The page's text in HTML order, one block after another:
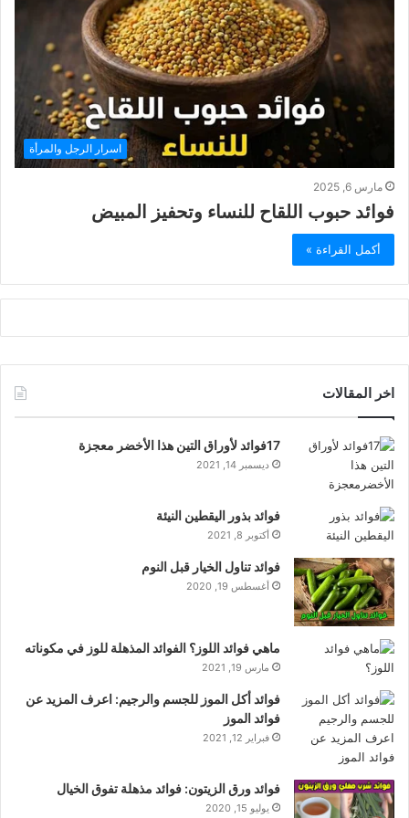
اسرار الرجل والمرأة
مارس 6, 2025
فوائد حبوب اللقاح للنساء وتحفيز المبيض
أكمل القراءة »
اخر المقالات
17فوائد لأوراق التين هذا الأخضر معجزة
ديسمبر 14, 2021
فوائد بذور اليقطين النيئة
أكتوبر 8, 2021
فوائد تناول الخيار قبل النوم
أغسطس 19, 2020
ماهي فوائد اللوز؟ الفوائد المذهلة للوز في مكوناته
مارس 19, 2021
فوائد أكل الموز للجسم والرجيم: اعرف المزيد عن
فوائد الموز
فبراير 12, 2021
فوائد ورق الزيتون: فوائد مذهلة تفوق الخيال
يوليو 15, 2020